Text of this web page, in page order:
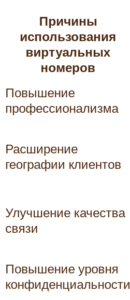
Причины
использования
виртуальных
номеров
Повышение
профессионализма
Расширение
географии клиентов
Улучшение качества
связи
Повышение уровня
конфиденциальности